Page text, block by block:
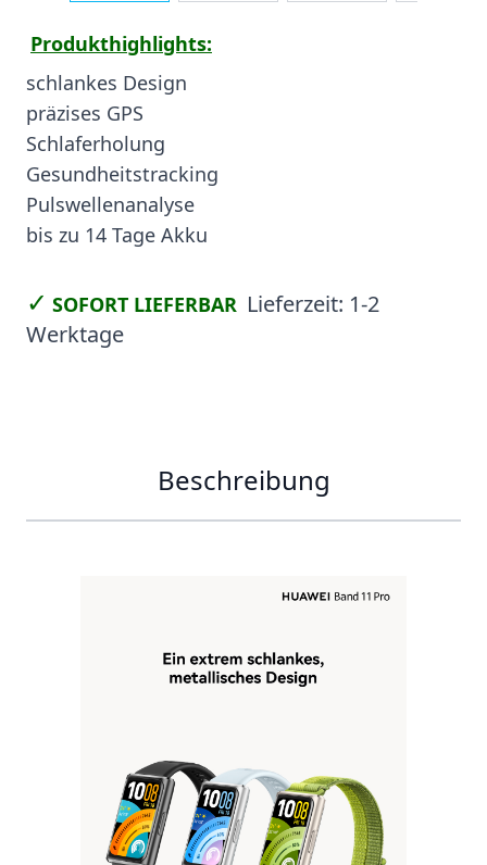
Produkthighlights:
schlankes Design
präzises GPS
Schlaferholung
Gesundheitstracking
Pulswellenanalyse
bis zu 14 Tage Akku
✓ SOFORT LIEFERBAR Lieferzeit: 1-2
Werktage
Beschreibung